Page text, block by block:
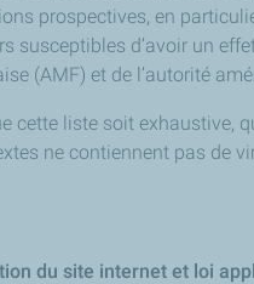
prospectives, en
susceptibles d’avoir un
(AMF) et de l’autorité
cette liste soit
ne contiennent pas de
du site internet et loi